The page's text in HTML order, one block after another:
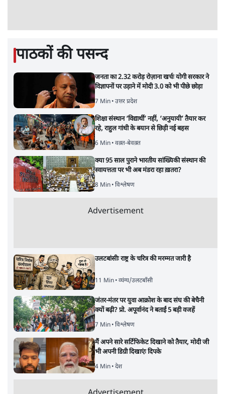
पाठकों की पसन्द
जनता का 2.32 करोड़ रोज़ाना खर्चः योगी सरकार ने
विज्ञापनों पर उड़ाने में मोदी 3.0 को भी पीछे छोड़ा
7 Min• उत्तर प्रदेश
शिक्षा संस्थान ‘विद्यार्थी’ नहीं, ‘अनुयायी’ तैयार कर
रहे, राहुल गांधी के बयान से छिड़ी नई बहस
6 Min• वक़्त-बेवक़्त
क्या 95 साल पुराने भारतीय सांख्यिकी संस्थान की
स्वायत्तता पर भी अब मंडरा रहा ख़तरा?
8 Min• विश्लेषण
Advertisement
उलटबांसीः राष्ट्र के चरित्र की मरम्मत जारी है
11 Min• व्यंग्य/उलटबाँसी
जंतर-मंतर पर युवा आक्रोश के बाद संघ की बेचैनी
क्यों बढ़ी? प्रो. अपूर्वानंद ने बताईं 5 बड़ी वजहें
7 Min• विश्लेषण
मैं अपने सारे सर्टिफिकेट दिखाने को तैयार, मोदी जी
भी अपनी डिग्री दिखाएंः दिपके
4 Min• देश